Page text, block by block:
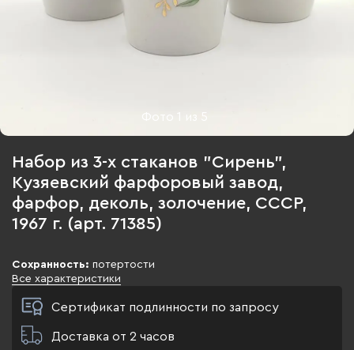
Фото из 5
Набор из 3-х стаканов "Сирень",
Кузяевский фарфоровый завод,
фарфор, деколь, золочение, СССР,
1967 г. (арт. 71385)
Сохранность: потертости
Все характеристики
Сертификат подлинности по запросу
Доставка от 2 часов